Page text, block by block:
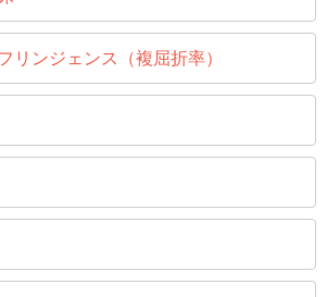
リンジェンス（複屈折率）